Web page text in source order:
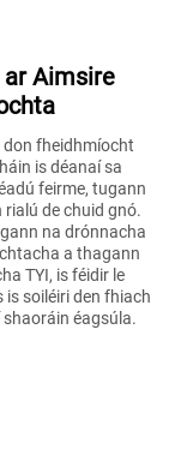
ar Aimsire
don fheidhmíocht
is déanaí sa
feirme, tugann
de chuid gnó.
na drónnacha
a thagann
TYI, is féidir le
is soiléiri den fhiach
éagsúla.